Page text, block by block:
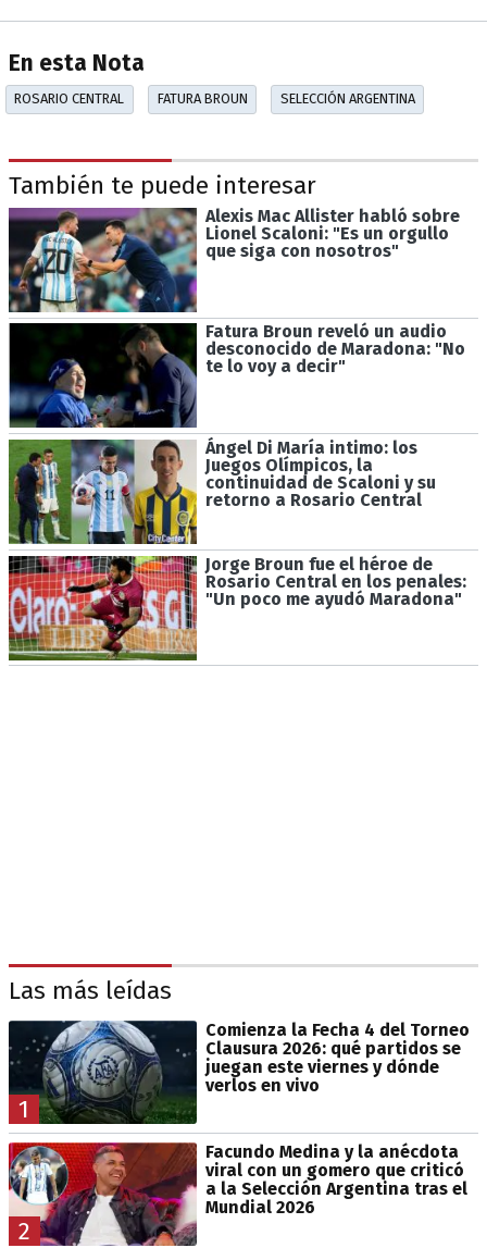
En esta Nota
ROSARIO CENTRAL FATURA BROUN SELECCIÓN ARGENTINA
También te puede interesar
Alexis Mac Allister habló sobre
Lionel Scaloni: "Es un orgullo
que siga con nosotros"
Fatura Broun reveló un audio
desconocido de Maradona: "No
te lo voy a decir"
Ángel Di María intimo: los
Juegos Olímpicos, la
continuidad de Scaloni y su
retorno a Rosario Central
Jorge Broun fue el héroe de
Rosario Central en los penales:
"Un poco me ayudó Maradona"
Las más leídas
1
Comienza la Fecha 4 del Torneo
Clausura 2026: qué partidos se
juegan este viernes y dónde
verlos en vivo
2
Facundo Medina y la anécdota
viral con un gomero que criticó
a la Selección Argentina tras el
Mundial 2026